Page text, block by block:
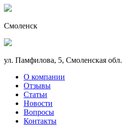
Смоленск
ул. Памфилова, 5, Смоленская обл.
О компании
Отзывы
Статьи
Новости
Вопросы
Контакты